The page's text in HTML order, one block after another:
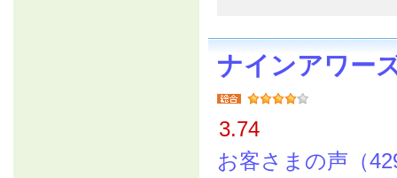
ナインアワー
3.74
お客さまの声（